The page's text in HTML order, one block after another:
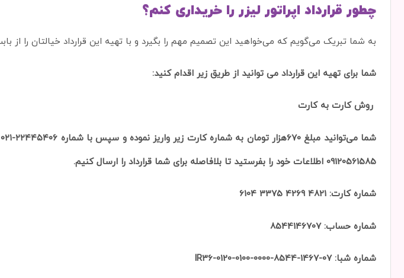
چطور قرارداد اپراتور لیزر را خریداری کنم؟
به شما تبریک می‌گویم که می‌خواهید این تصمیم مهم را بگیرد و با تهیه این قرارداد خیالتان را از
شما برای تهیه این قرارداد می توانید از طریق زیر اقدام کنید:
روش کارت به کارت
09120561585 اطلاعات خود را بفرستید تا بلافاصله برای شما قرارداد را ارسال کنیم.
شماره کارت: 4821 4269 3375 6104
شماره حساب: 8544146707
شماره شبا: IR36-0120-0100-0000-8544-1467-07